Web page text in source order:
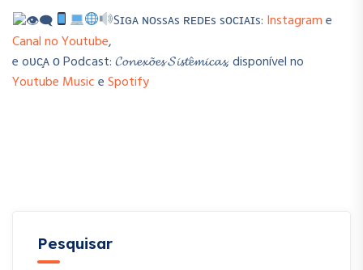
Sɪɢᴀ ɴᴏssᴀs ʀᴇᴅᴇs sᴏᴄɪᴀɪs: Instagrame
Canal no Youtube,
e oᴜᴄ̧ᴀ ᴏ Podcast: 𝓒𝓸𝓷𝓮𝔁𝓸̃𝓮𝓼 𝓢𝓲𝓼𝓽𝓮̂𝓶𝓲𝓬𝓪𝓼, disponível no
Youtube MusiceSpotify
Pesquisar